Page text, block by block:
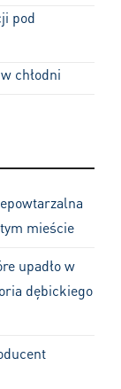
pod
chłodni
mieście
upadło w
dębickiego